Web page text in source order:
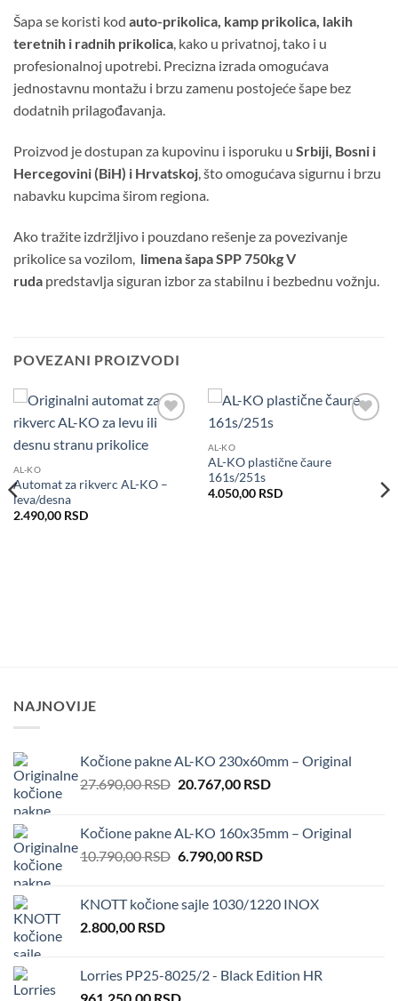
Šapa se koristi kod auto-prikolica, kamp prikolica, lakih
teretnih i radnih prikolica, kako u privatnoj, tako i u
profesionalnoj upotrebi. Precizna izrada omogućava
jednostavnu montažu i brzu zamenu postojeće šape bez
dodatnih prilagođavanja.
Proizvod je dostupan za kupovinu i isporuku u Srbiji, Bosni i
Hercegovini (BiH) i Hrvatskoj, što omogućava sigurnu i brzu
nabavku kupcima širom regiona.
Ako tražite izdržljivo i pouzdano rešenje za povezivanje
prikolice sa vozilom, limena šapa SPP 750kg V
ruda predstavlja siguran izbor za stabilnu i bezbednu vožnju.
POVEZANI PROIZVODI
AL-KO
Automat za rikverc AL-KO –
leva/desna
2.490,00 RSD
AL-KO
AL-KO plastične čaure
161s/251s
4.050,00 RSD
NAJNOVIJE
Kočione pakne AL-KO 230x60mm – Original
27.690,00RSD Original
27.690,00 RSD.
20.767,00 RSDCurrent
20.767,00 RSD.
Kočione pakne AL-KO 160x35mm – Original
10.790,00RSD Original
10.790,00 RSD.
6.790,00 RSDCurrent
6.790,00 RSD.
KNOTT kočione sajle 1030/1220 INOX
2.800,00 RSD
Lorries PP25-8025/2 - Black Edition HR